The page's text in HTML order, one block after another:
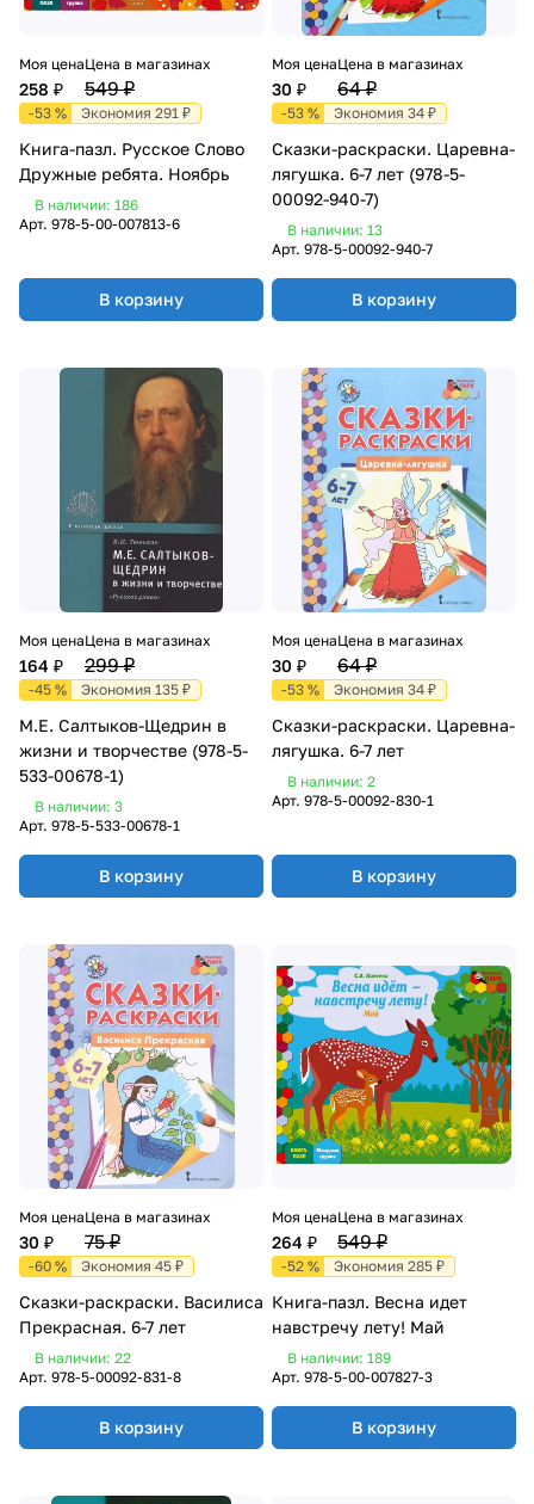
Моя цена
258 ₽
Цена в магазинах
549 ₽
-53 % Экономия 291 ₽
Книга-пазл. Русское Слово
Дружные ребята. Ноябрь
В наличии: 186
Арт. 978-5-00-007813-6
В корзину
Моя цена
30 ₽
Цена в магазинах
64 ₽
-53 % Экономия 34 ₽
Сказки-раскраски. Царевна-
лягушка. 6-7 лет (978-5-
00092-940-7)
В наличии: 13
Арт. 978-5-00092-940-7
В корзину
Моя цена
164 ₽
Цена в магазинах
299 ₽
-45 % Экономия 135 ₽
М.Е. Салтыков-Щедрин в
жизни и творчестве (978-5-
533-00678-1)
В наличии: 3
Арт. 978-5-533-00678-1
В корзину
Моя цена
30 ₽
Цена в магазинах
64 ₽
-53 % Экономия 34 ₽
Сказки-раскраски. Царевна-
лягушка. 6-7 лет
В наличии: 2
Арт. 978-5-00092-830-1
В корзину
Моя цена
30 ₽
Цена в магазинах
75 ₽
-60 % Экономия 45 ₽
Сказки-раскраски. Василиса
Прекрасная. 6-7 лет
В наличии: 22
Арт. 978-5-00092-831-8
В корзину
Моя цена
264 ₽
Цена в магазинах
549 ₽
-52 % Экономия 285 ₽
Книга-пазл. Весна идет
навстречу лету! Май
В наличии: 189
Арт. 978-5-00-007827-3
В корзину